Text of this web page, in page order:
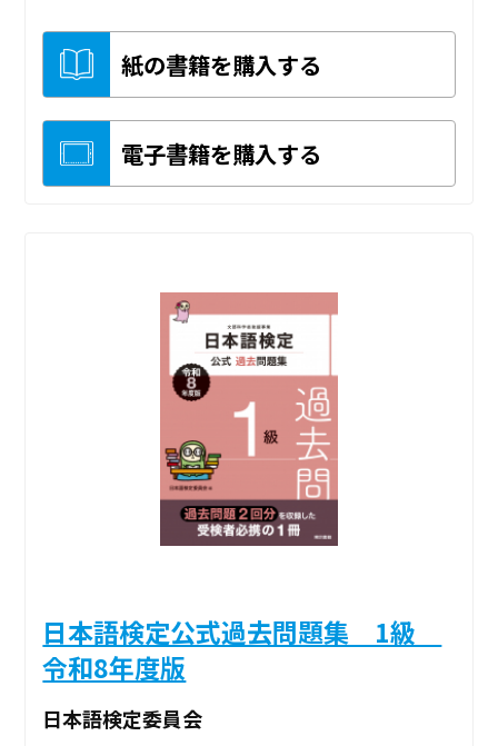
紙の書籍を購入する
電子書籍を購入する
日本語検定公式過去問題集 1級
令和8年度版
日本語検定委員会